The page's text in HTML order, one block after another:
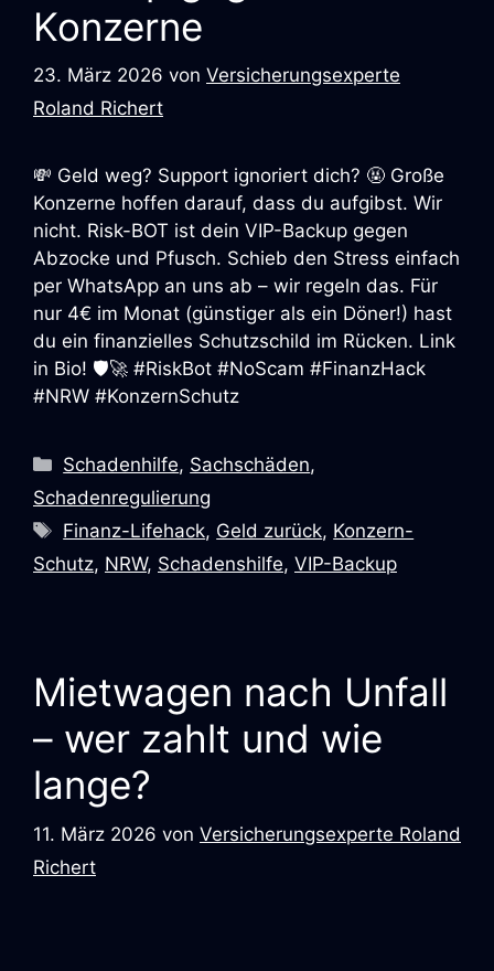
Konzerne
23. März 2026 von Versicherungsexperte
Roland Richert
💸 Geld weg? Support ignoriert dich? 🤬 Große
Konzerne hoffen darauf, dass du aufgibst. Wir
nicht. Risk-BOT ist dein VIP-Backup gegen
Abzocke und Pfusch. Schieb den Stress einfach
per WhatsApp an uns ab – wir regeln das. Für
nur 4€ im Monat (günstiger als ein Döner!) hast
du ein finanzielles Schutzschild im Rücken. Link
in Bio! 🛡️🚀 #RiskBot #NoScam #FinanzHack
#NRW #KonzernSchutz
Kategorien
Schadenhilfe, Sachschäden,
Schadenregulierung
Schlagwörter
Finanz-Lifehack, Geld zurück, Konzern-
Schutz, NRW, Schadenshilfe, VIP-Backup
Mietwagen nach Unfall
– wer zahlt und wie
lange?
11. März 2026 von Versicherungsexperte Roland
Richert